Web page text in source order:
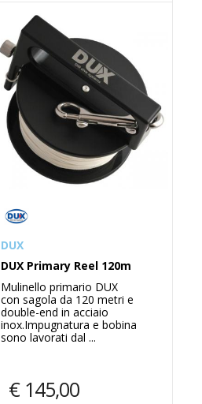
DUX
DUX Primary Reel 120m
Mulinello primario DUX
con sagola da 120 metri e
double-end in acciaio
inox.Impugnatura e bobina
sono lavorati dal ...
€ 145,00
Seac
Computer action hr nero/
Seac® ACTION è il nuovo
computer da polso per